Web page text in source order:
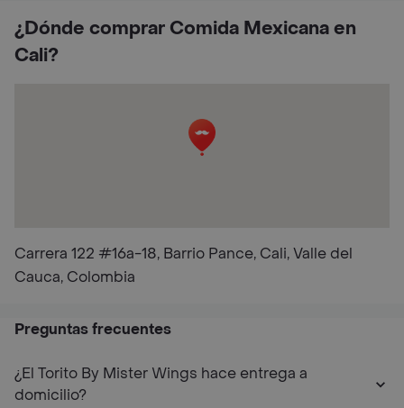
¿Dónde comprar Comida Mexicana en
Cali?
Carrera 122 #16a-18, Barrio Pance, Cali, Valle del
Cauca, Colombia
Preguntas frecuentes
¿El Torito By Mister Wings hace entrega a
domicilio?